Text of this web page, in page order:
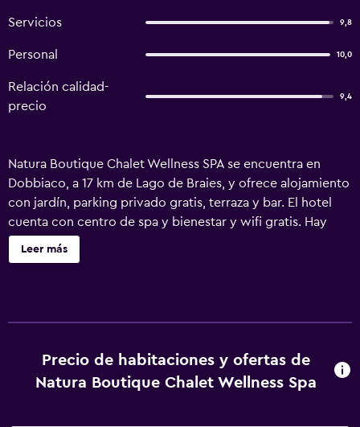
Servicios 9,8
Personal 10,0
Relación calidad-
precio
9,4
Natura Boutique Chalet Wellness SPA se encuentra en
Dobbiaco, a 17 km de Lago de Braies, y ofrece alojamiento
con jardín, parking privado gratis, terraza y bar. El hotel
cuenta con centro de spa y bienestar y wifi gratis. Hay
sauna y bañera de hidromasaje, además de vistas a la
montaña. En el hotel, todas las habitaciones tienen zona
con nevera, horno y fogones. En Natura Boutique Chalet
Wellness SPA, todas las habitaciones disponen de ropa de
Leer más
Precio de habitaciones y ofertas de
Natura Boutique Chalet Wellness Spa